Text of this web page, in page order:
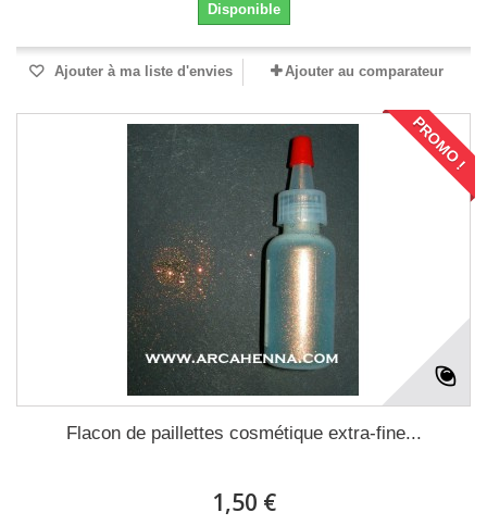
Disponible
Ajouter à ma liste d'envies Ajouter au comparateur
PROMO !
Flacon de paillettes cosmétique extra-fine...
1,50 €